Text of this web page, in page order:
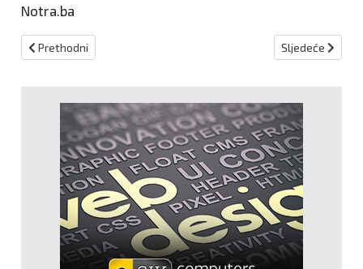
Notra.ba
Prethodni članak: Instant plaćanje u BiH počinje 20. srpnja, evo
Prethodni Sljedeći
Sljedeće